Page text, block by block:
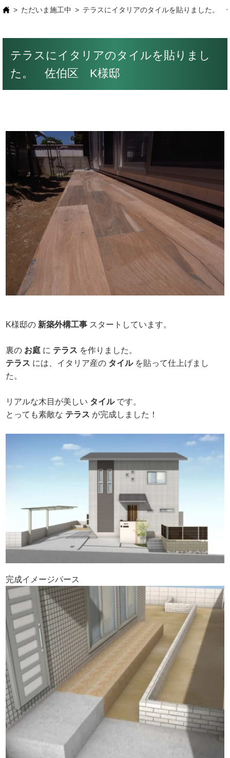
ただいま施工中 テラスにイタリアのタイルを貼りました。
テラスにイタリアのタイルを貼りまし
た。 佐伯区 K様邸
K様邸の 新築外構工事 スタートしています。
裏の お庭 に テラス を作りました。
テラス には、イタリア産の タイル を貼って仕上げまし
た。
リアルな木目が美しい タイル です。
とっても素敵な テラス が完成しました！
完成イメージパース